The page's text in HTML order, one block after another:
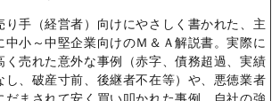
り手（経営者）向けにやさしく書かれた、主
中小～中堅企業向けのＭ＆Ａ解説書。実際に
く売れた意外な事例（赤字、債務超過、実績
し、破産寸前、後継者不在等）や、悪徳業者
だまされて安く買い叩かれた事例、自社の強